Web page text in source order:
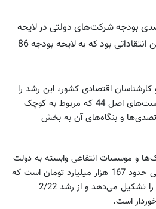
رشد 22 درصدی بودجه شرکت‌های دولتی در لایحه
بودجه سال 86 از جمله اولین انتقاداتی بود که به لایحه بودجه 86
اقتصادی کشور، این رشد را
برخلاف بندهای الف و ج سیاست‌های اصل 44 که مربوط به کوچک
و بنگاه‌های آن به بخش
و موسسات انتفاعی وابسته به دولت
در لایحه بودجه سال 86 رقمی حدود 167 هزار میلیارد تومان است که
2/73 درصد کل بودجه کشور را تشکیل می‌دهد و از رشد 2/22